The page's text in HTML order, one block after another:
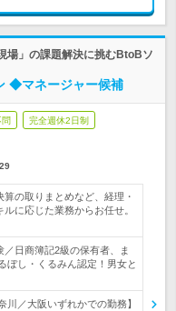
場」の課題解決に挑むBtoBソ
◆マネージャー候補
完全週休2日制
算の取りまとめなど、経理・
に応じた業務からお任せ。
／日商簿記2級の保有者、ま
ぼし・くるみん認定！男女と
川／大阪いずれかでの勤務】